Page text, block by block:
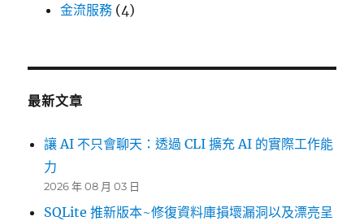
金流服務 (4)
最新文章
讓 AI 不只會聊天：透過 CLI 擴充 AI 的實際工作能
力
2026 年 08 月 03 日
SQLite 推新版本~修復資料庫損壞漏洞以及漂亮呈